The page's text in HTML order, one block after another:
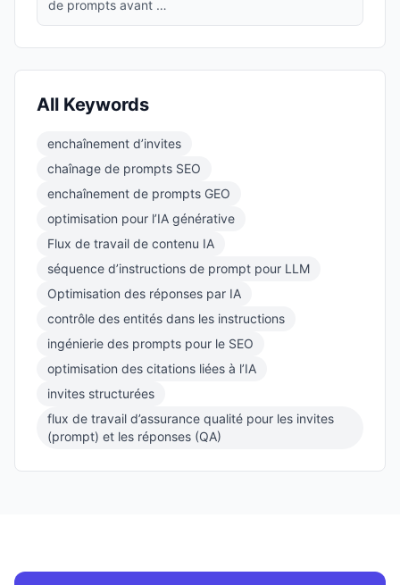
de prompts avant …
All Keywords
enchaînement d’invites
chaînage de prompts SEO
enchaînement de prompts GEO
optimisation pour l’IA générative
Flux de travail de contenu IA
séquence d’instructions de prompt pour LLM
Optimisation des réponses par IA
contrôle des entités dans les instructions
ingénierie des prompts pour le SEO
optimisation des citations liées à l’IA
invites structurées
flux de travail d’assurance qualité pour les invites
(prompt) et les réponses (QA)